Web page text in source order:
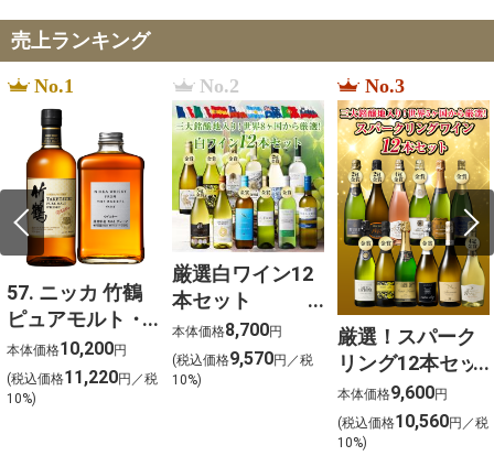
売上ランキング
No.1
57. ニッカ 竹鶴
ピュアモルト・
フロムザバレル
ウイスキー2本セ
ット【北海道ご
本体価格10,200円
(税込価格11,220円／税
10%)
No.2
厳選白ワイン12
本セット
750ml×12
本体価格8,700円
(税込価格9,570円／税
10%)
No.3
厳選！スパーク
リング12本セッ
ト 金賞受賞ワイ
ンを含む１２本
を選びました！
本体価格9,600円
(税込価格10,560円／税
10%)